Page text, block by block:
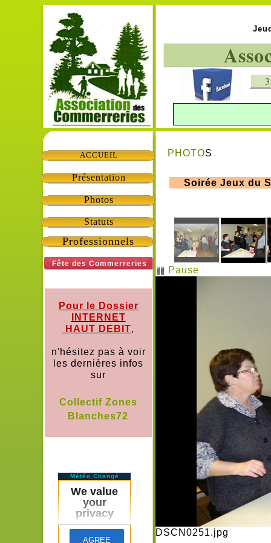
Vendredi
Assemblée
Fête
Dimanche
-->
PHOTOS
ACCUEIL
Présentation
Soirée Jeux du
Photos
Pause
DSCN0251.jpg
Statuts
Professionnels
Fête des Commerreries
Pour le Dossier
INTERNET
HAUT DEBIT,
n'hésitez pas à voir
les dernières infos
sur
Collectif Zones
Blanches72
Météo Changé